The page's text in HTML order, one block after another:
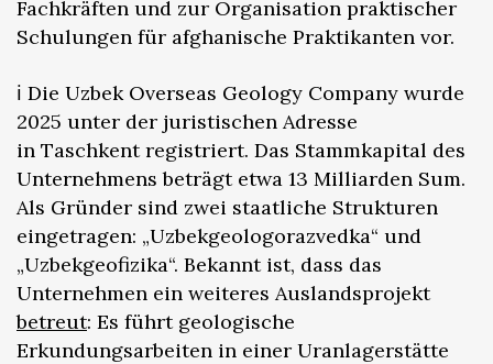
Fachkräften und zur Organisation praktischer
Schulungen für afghanische Praktikanten vor.
ℹ️ Die Uzbek Overseas Geology Company wurde
2025 unter der juristischen Adresse
in Taschkent registriert. Das Stammkapital des
Unternehmens beträgt etwa 13 Milliarden Sum.
Als Gründer sind zwei staatliche Strukturen
eingetragen: „Uzbekgeologorazvedka“ und
„Uzbekgeofizika“. Bekannt ist, dass das
Unternehmen ein weiteres Auslandsprojekt
betreut: Es führt geologische
Erkundungsarbeiten in einer Uranlagerstätte